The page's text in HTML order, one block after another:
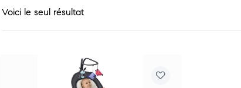
Voici le seul résultat